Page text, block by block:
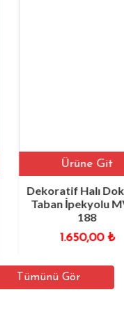
Ürüne Git
Dekoratif Halı Dokuma
Taban İpekyolu MVH-
1.650,00₺
Tümünü Gör